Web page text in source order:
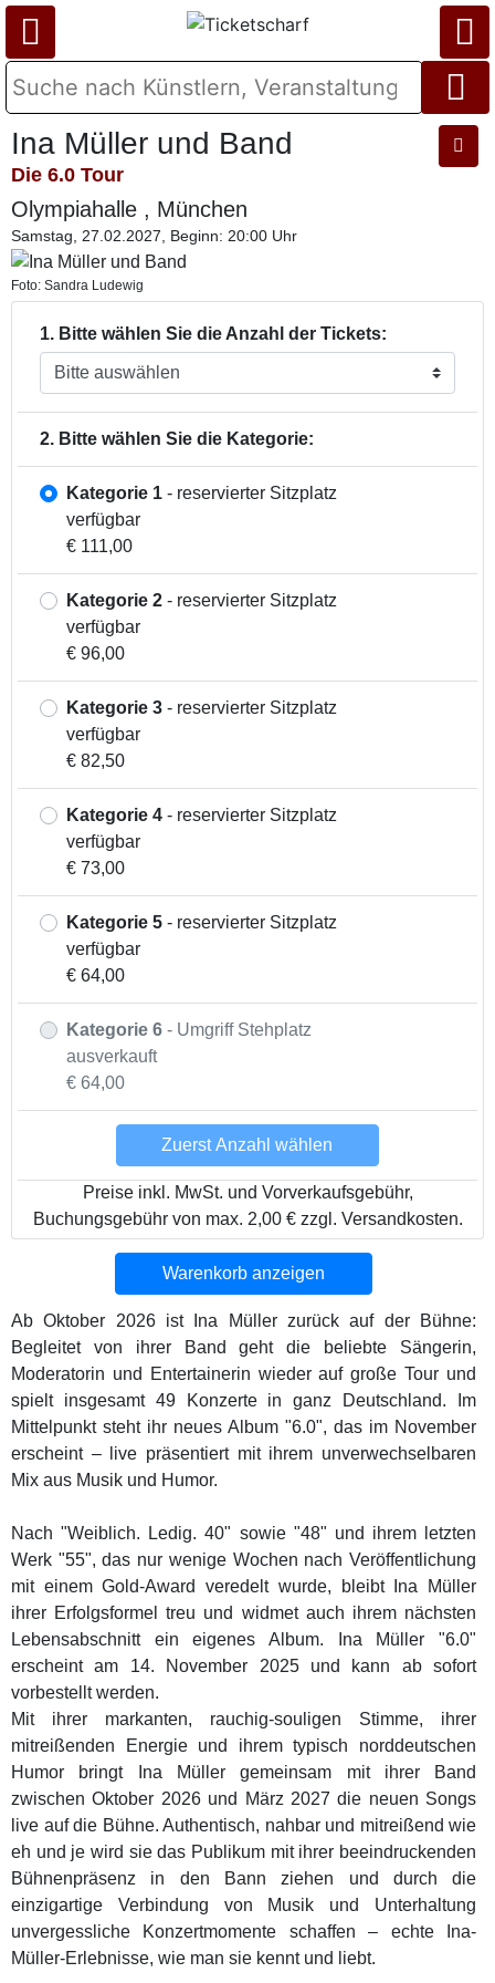
Ina Müller und Band
Die 6.0 Tour
Olympiahalle , München
Samstag, 27.02.2027, Beginn: 20:00 Uhr
Foto: Sandra Ludewig
1. Bitte wählen Sie die Anzahl der Tickets:
2. Bitte wählen Sie die Kategorie:
Kategorie 1 - reservierter Sitzplatz
verfügbar
€ 111,00
Kategorie 2 - reservierter Sitzplatz
verfügbar
€ 96,00
Kategorie 3 - reservierter Sitzplatz
verfügbar
€ 82,50
Kategorie 4 - reservierter Sitzplatz
verfügbar
€ 73,00
Kategorie 5 - reservierter Sitzplatz
verfügbar
€ 64,00
Kategorie 6 - Umgriff Stehplatz
ausverkauft
€ 64,00
Zuerst Anzahl wählen
Preise inkl. MwSt. und Vorverkaufsgebühr,
Buchungsgebühr von max. 2,00 € zzgl. Versandkosten.
Warenkorb anzeigen
Ab Oktober 2026 ist Ina Müller zurück auf der Bühne:
Begleitet von ihrer Band geht die beliebte Sängerin,
Moderatorin und Entertainerin wieder auf große Tour und
spielt insgesamt 49 Konzerte in ganz Deutschland. Im
Mittelpunkt steht ihr neues Album "6.0", das im November
erscheint – live präsentiert mit ihrem unverwechselbaren
Mix aus Musik und Humor.
Nach "Weiblich. Ledig. 40" sowie "48" und ihrem letzten
Werk "55", das nur wenige Wochen nach Veröffentlichung
mit einem Gold-Award veredelt wurde, bleibt Ina Müller
ihrer Erfolgsformel treu und widmet auch ihrem nächsten
Lebensabschnitt ein eigenes Album. Ina Müller "6.0"
erscheint am 14. November 2025 und kann ab sofort
vorbestellt werden.
Mit ihrer markanten, rauchig-souligen Stimme, ihrer
mitreißenden Energie und ihrem typisch norddeutschen
Humor bringt Ina Müller gemeinsam mit ihrer Band
zwischen Oktober 2026 und März 2027 die neuen Songs
live auf die Bühne. Authentisch, nahbar und mitreißend wie
eh und je wird sie das Publikum mit ihrer beeindruckenden
Bühnenpräsenz in den Bann ziehen und durch die
einzigartige Verbindung von Musik und Unterhaltung
unvergessliche Konzertmomente schaffen – echte Ina-
Müller-Erlebnisse, wie man sie kennt und liebt.